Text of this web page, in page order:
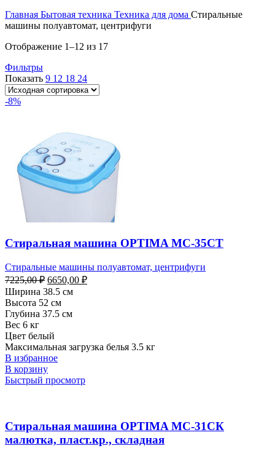
Главная Бытовая техника Техника для дома Стиральные
машины полуавтомат, центрифуги
Отображение 1–12 из 17
Фильтры
Показать 9 12 18 24
-8%
Стиральная машина OPTIMA MC-35СТ
Стиральные машины полуавтомат, центрифуги
7225,00₽ Первоначальная
цена
составляла
7225,00 ₽.
6650,00 ₽Текущая
Ширина 38.5 см
Высота 52 см
Глубина 37.5 см
Вес 6 кг
Цвет белый
Максимальная загрузка белья 3.5 кг
В избранное
В корзину
Быстрый просмотр
Стиральная машина OPTIMA МС-31СК
малютка, пласт.кр., складная